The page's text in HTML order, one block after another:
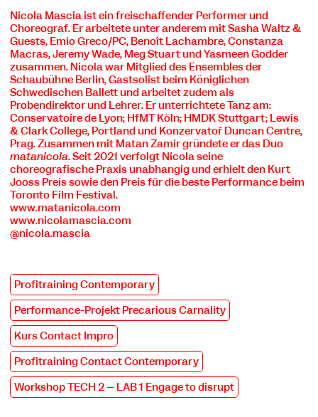
Nicola Mascia ist ein freischaffender Performer und
Choreograf. Er arbeitete unter anderem mit Sasha Waltz &
Guests, Emio Greco/PC, Benoît Lachambre, Constanza
Macras, Jeremy Wade, Meg Stuart und Yasmeen Godder
zusammen. Nicola war Mitglied des Ensembles der
Schaubühne Berlin, Gastsolist beim Königlichen
Schwedischen Ballett und arbeitet zudem als
Probendirektor und Lehrer. Er unterrichtete Tanz am:
Conservatoire de Lyon; HfMT Köln; HMDK Stuttgart; Lewis
& Clark College, Portland und Konzervatoř Duncan Centre,
Prag. Zusammen mit Matan Zamir gründete er das Duo
matanicola. Seit 2021 verfolgt Nicola seine
choreografische Praxis unabhängig und erhielt den Kurt
Jooss Preis sowie den Preis für die beste Performance beim
Toronto Film Festival.
www.matanicola.com
www.nicolamascia.com
@nicola.mascia
Profitraining Contemporary
Performance-Projekt Precarious Carnality
Kurs Contact Impro
Profitraining Contact Contemporary
Workshop TECH 2 – LAB 1 Engage to disrupt
COOKIE-EINSTELLUNGEN
Wir verwenden Cookies und Inhalte externer Anbieter auf
unserer Website. Notwendige Cookies sind essenziell, damit
Datenschutzerklärung für weitere Informationen. Unten
können Sie auswählen, welche Technologien Sie zulassen
möchten.
Notwendige Cookies
Externe Medien
Statistiken